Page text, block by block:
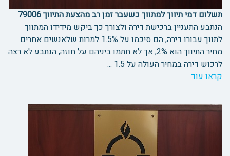
תשלום דמי תיווך למתווך כשעבר זמן רב מהצעת התיווך 79006
הנתבע התעניין ברכישת דירה ולצורך כך ביקש מידידו המתווך
לתווך עבורו דירה, הם סיכמו על 1.5% למרות שלאנשים אחרים
מחיר התיווך הוא 2%, אך לא חתמו ביניהם על חוזה, הנתבע לא רצה
לרכוש דירה במחיר העולה על 1.5 ...
קראו עוד